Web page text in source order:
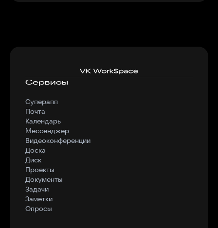
Сервисы
Суперапп
Почта
Календарь
Мессенджер
Видеоконференции
Доска
Диск
Проекты
Документы
Задачи
Заметки
Опросы